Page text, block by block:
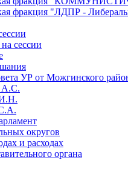
фракция "ЛДПР -
сессии
УР от Можгинского
А.С.
округов
и расходах
органа